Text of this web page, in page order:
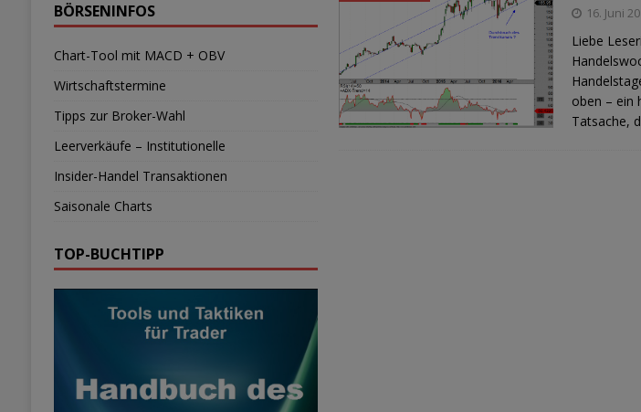
16. Juni
Liebe
oben – ein
Tatsache,
BÖRSENINFOS
Chart-Tool mit MACD + OBV
Wirtschaftstermine
Tipps zur Broker-Wahl
Leerverkäufe – Institutionelle
Insider-Handel Transaktionen
Saisonale Charts
TOP-BUCHTIPP